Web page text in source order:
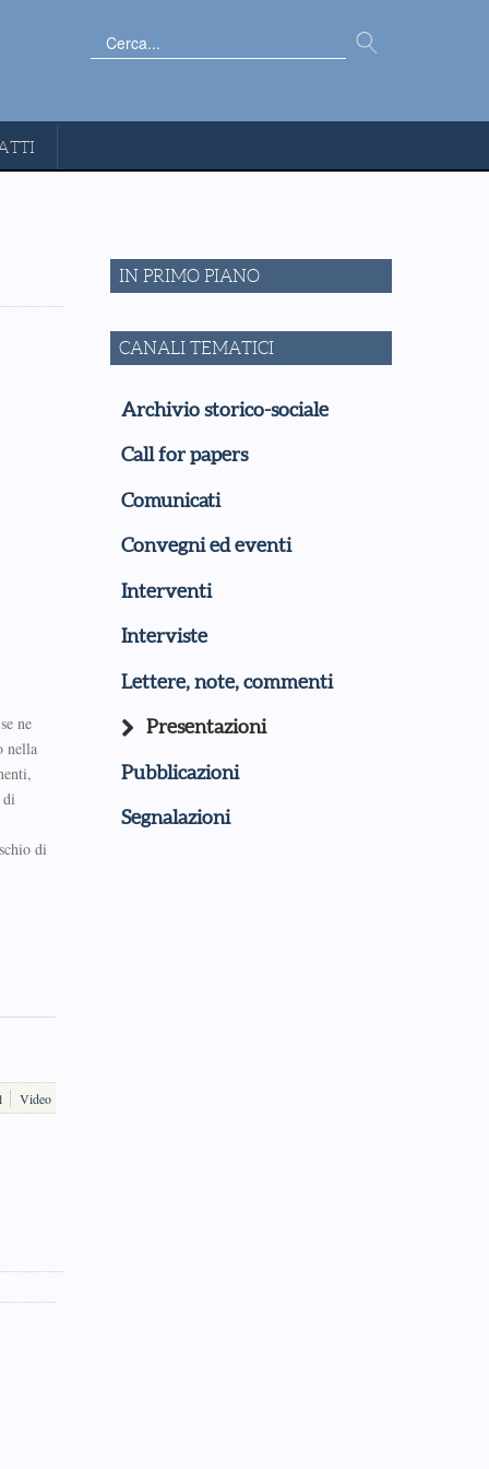
Cerca...
ne
nella
di
Video
IN PRIMO PIANO
CANALI TEMATICI
Archivio storico-sociale
Call for papers
Comunicati
Convegni ed eventi
Interventi
Interviste
Lettere, note, commenti
Presentazioni
Pubblicazioni
Segnalazioni